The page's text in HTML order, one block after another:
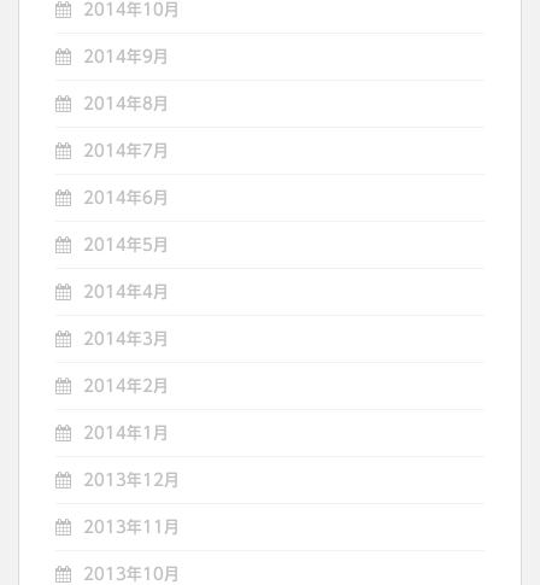
2014年10月
2014年9月
2014年8月
2014年7月
2014年6月
2014年5月
2014年4月
2014年3月
2014年2月
2014年1月
2013年12月
2013年11月
2013年10月